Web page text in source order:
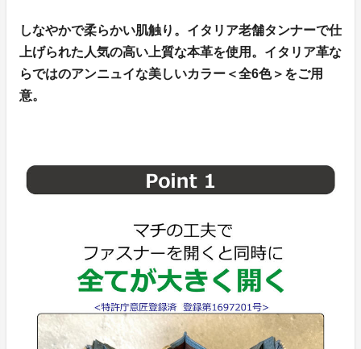
しなやかで柔らかい肌触り。イタリア老舗タンナーで仕
上げられた人気の高い上質な本革を使用。イタリア革な
らではのアンニュイな美しいカラー＜全6色＞をご用
意。